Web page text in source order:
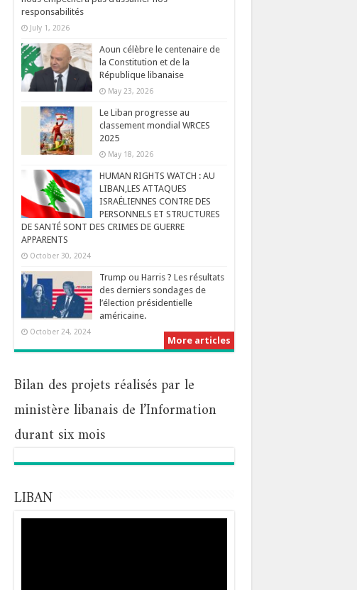
More articles
responsabilités
July 1, 2026
Aoun célèbre le centenaire de
la Constitution et de la
République libanaise
May 23, 2026
Le Liban progresse au
classement mondial WRCES
2025
May 18, 2026
HUMAN RIGHTS WATCH : AU
LIBAN,LES ATTAQUES
ISRAÉLIENNES CONTRE DES
PERSONNELS ET STRUCTURES
DE SANTÉ SONT DES CRIMES DE GUERRE
APPARENTS
October 30, 2024
Trump ou Harris ? Les résultats
des derniers sondages de
l’élection présidentielle
américaine.
October 24, 2024
Bilan des projets réalisés par le
ministère libanais de l’Information
durant six mois
LIBAN